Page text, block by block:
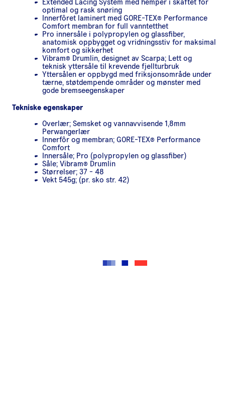
Extended Lacing System med hemper i skaftet for
optimal og rask snøring
Innerfôret laminert med GORE-TEX® Performance
Comfort membran for full vanntetthet
Pro innersåle i polypropylen og glassfiber,
anatomisk oppbygget og vridningsstiv for maksimal
komfort og sikkerhet
Vibram® Drumlin, designet av Scarpa; Lett og
teknisk yttersåle til krevende fjellturbruk
Yttersålen er oppbygd med friksjonsområde under
tærne, støtdempende områder og mønster med
gode bremseegenskaper
Tekniske egenskaper
Overlær; Semsket og vannavvisende 1,8mm
Perwangerlær
Innerfôr og membran; GORE-TEX® Performance
Comfort
Innersåle; Pro (polypropylen og glassfiber)
Såle; Vibram® Drumlin
Størrelser; 37 - 48
Vekt 545g; (pr. sko str. 42)